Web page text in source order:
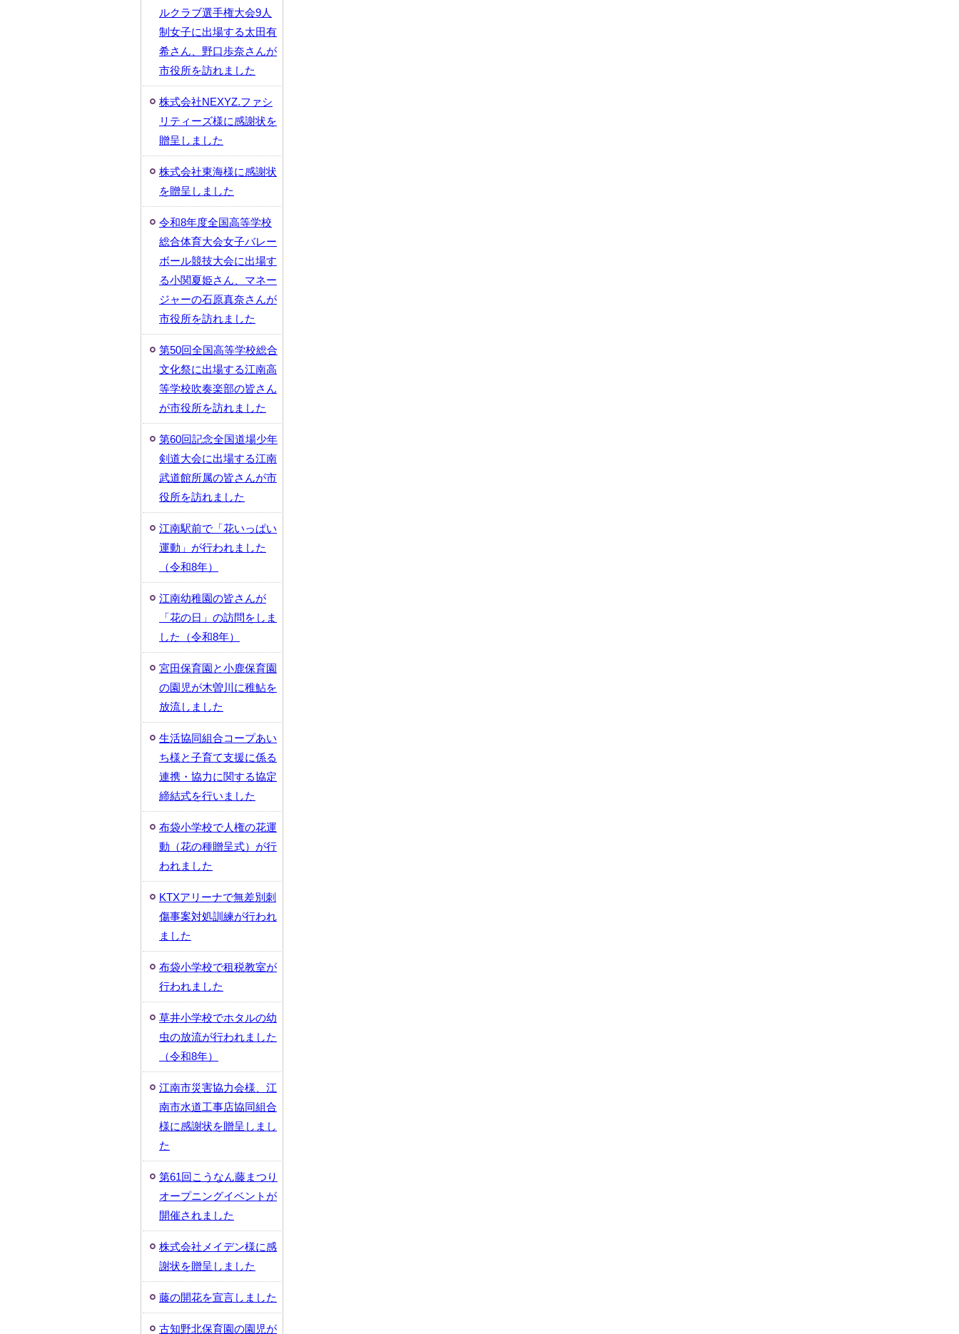
ルクラブ選手権大会9人
制女子に出場する太田有
希さん、野口歩奈さんが
市役所を訪れました
株式会社NEXYZ.ファシ
リティーズ様に感謝状を
贈呈しました
株式会社東海様に感謝状
を贈呈しました
令和8年度全国高等学校
総合体育大会女子バレー
ボール競技大会に出場す
る小関夏姫さん、マネー
ジャーの石原真奈さんが
市役所を訪れました
第50回全国高等学校総合
文化祭に出場する江南高
等学校吹奏楽部の皆さん
が市役所を訪れました
第60回記念全国道場少年
剣道大会に出場する江南
武道館所属の皆さんが市
役所を訪れました
江南駅前で「花いっぱい
運動」が行われました
（令和8年）
江南幼稚園の皆さんが
「花の日」の訪問をしま
した（令和8年）
宮田保育園と小鹿保育園
の園児が木曽川に稚鮎を
放流しました
生活協同組合コープあい
ち様と子育て支援に係る
連携・協力に関する協定
締結式を行いました
布袋小学校で人権の花運
動（花の種贈呈式）が行
われました
KTXアリーナで無差別刺
傷事案対処訓練が行われ
ました
布袋小学校で租税教室が
行われました
草井小学校でホタルの幼
虫の放流が行われました
（令和8年）
江南市災害協力会様、江
南市水道工事店協同組合
様に感謝状を贈呈しまし
た
第61回こうなん藤まつり
オープニングイベントが
開催されました
株式会社メイデン様に感
謝状を贈呈しました
藤の開花を宣言しました
古知野北保育園の園児が